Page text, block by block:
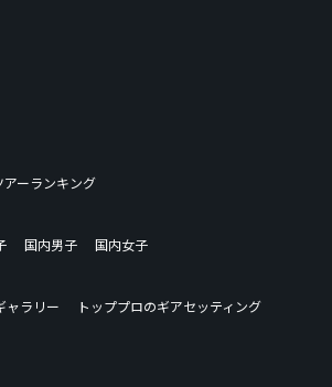
アーランキング
国内男子
国内女子
ャラリー
トッププロのギアセッティング